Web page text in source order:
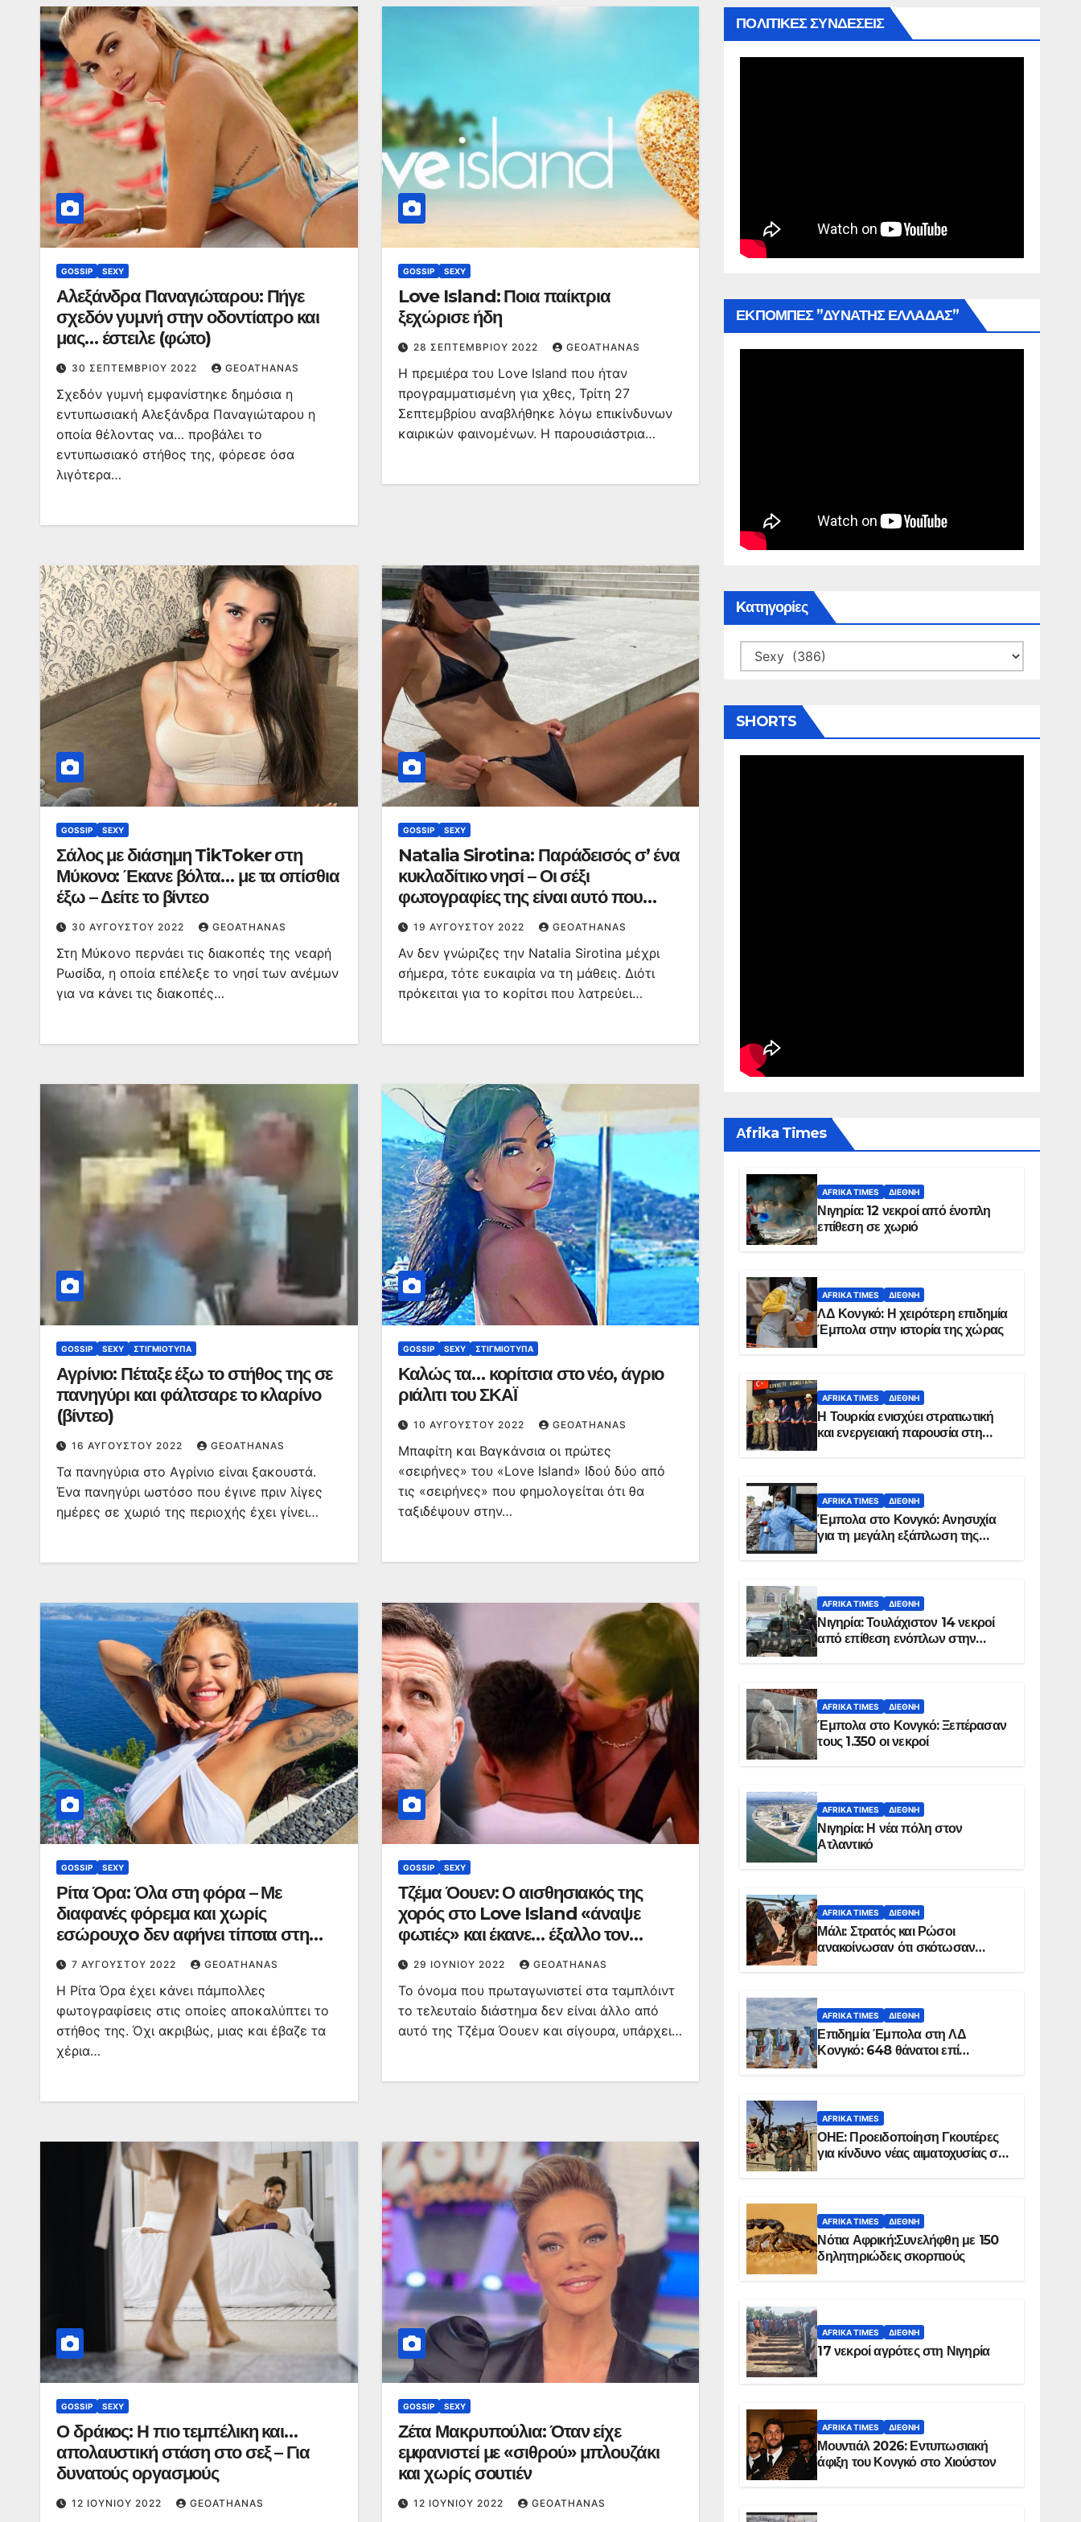
GOSSIP SEXY
Αλεξάνδρα Παναγιώταρου: Πήγε
σχεδόν γυμνή στην οδοντίατρο και
μας… έστειλε (φώτο)
30 ΣΕΠΤΕΜΒΡΊΟΥ 2022 GEOATHANAS
Σχεδόν γυμνή εμφανίστηκε δημόσια η
εντυπωσιακή Αλεξάνδρα Παναγιώταρου η
οποία θέλοντας να… προβάλει το
εντυπωσιακό στήθος της, φόρεσε όσα
λιγότερα…
GOSSIP SEXY
Love Island: Ποια παίκτρια
ξεχώρισε ήδη
28 ΣΕΠΤΕΜΒΡΊΟΥ 2022 GEOATHANAS
Η πρεμιέρα του Love Island που ήταν
προγραμματισμένη για χθες, Τρίτη 27
Σεπτεμβρίου αναβλήθηκε λόγω επικίνδυνων
καιρικών φαινομένων. Η παρουσιάστρια…
GOSSIP SEXY
Σάλος με διάσημη TikToker στη
Μύκονο: Έκανε βόλτα… με τα οπίσθια
έξω – Δείτε το βίντεο
30 ΑΥΓΟΎΣΤΟΥ 2022 GEOATHANAS
Στη Μύκονο περνάει τις διακοπές της νεαρή
Ρωσίδα, η οποία επέλεξε το νησί των ανέμων
για να κάνει τις διακοπές…
GOSSIP SEXY
Natalia Sirotina: Παράδεισός σ’ ένα
κυκλαδίτικο νησί – Οι σέξι
φωτογραφίες της είναι αυτό που
θέλεις!
19 ΑΥΓΟΎΣΤΟΥ 2022 GEOATHANAS
Αν δεν γνώριζες την Natalia Sirotina μέχρι
σήμερα, τότε ευκαιρία να τη μάθεις. Διότι
πρόκειται για το κορίτσι που λατρεύει…
GOSSIP SEXY ΣΤΙΓΜΙΌΤΥΠΑ
Αγρίνιο: Πέταξε έξω το στήθος της σε
πανηγύρι και φάλτσαρε το κλαρίνο
(βίντεο)
16 ΑΥΓΟΎΣΤΟΥ 2022 GEOATHANAS
Τα πανηγύρια στο Αγρίνιο είναι ξακουστά.
Ένα πανηγύρι ωστόσο που έγινε πριν λίγες
ημέρες σε χωριό της περιοχής έχει γίνει…
GOSSIP SEXY ΣΤΙΓΜΙΌΤΥΠΑ
Καλώς τα… κορίτσια στο νέο, άγριο
ριάλιτι του ΣΚΑΪ
10 ΑΥΓΟΎΣΤΟΥ 2022 GEOATHANAS
Μπαφίτη και Βαγκάνσια οι πρώτες
«σειρήνες» του «Love Island» Ιδού δύο από
τις «σειρήνες» που φημολογείται ότι θα
ταξιδέψουν στην…
GOSSIP SEXY
Ρίτα Όρα: Όλα στη φόρα – Με
διαφανές φόρεμα και χωρίς
εσώρουχo δεν αφήνει τίποτα στη
φαντασία (φώτο)
7 ΑΥΓΟΎΣΤΟΥ 2022 GEOATHANAS
Η Ρίτα Όρα έχει κάνει πάμπολλες
φωτογραφίσεις στις οποίες αποκαλύπτει το
στήθος της. Όχι ακριβώς, μιας και έβαζε τα
χέρια…
GOSSIP SEXY
Τζέμα Όουεν: Ο αισθησιακός της
χορός στο Love Island «άναψε
φωτιές» και έκανε… έξαλλο τον
πατέρα της
29 ΙΟΥΝΊΟΥ 2022 GEOATHANAS
Το όνομα που πρωταγωνιστεί στα ταμπλόιντ
το τελευταίο διάστημα δεν είναι άλλο από
αυτό της Τζέμα Όουεν και σίγουρα, υπάρχει…
GOSSIP SEXY
Ο δράκος: Η πιο τεμπέλικη και…
απολαυστική στάση στο σεξ – Για
δυνατούς οργασμούς
12 ΙΟΥΝΊΟΥ 2022 GEOATHANAS
GOSSIP SEXY
Ζέτα Μακρυπούλια: Όταν είχε
εμφανιστεί με «σιθρού» μπλουζάκι
και χωρίς σουτιέν
12 ΙΟΥΝΊΟΥ 2022 GEOATHANAS
ΠΟΛΙΤΙΚΕΣ ΣΥΝΔΕΣΕΙΣ
ΕΚΠΟΜΠΕΣ ”ΔΥΝΑΤΗΣ ΕΛΛΑΔΑΣ”
Kατηγορίες
Kατηγορίες
SHORTS
Αfrika Times
AFRIKA TIMES ΔΙΕΘΝΉ
Νιγηρία: 12 νεκροί από ένοπλη
επίθεση σε χωριό
AFRIKA TIMES ΔΙΕΘΝΉ
ΛΔ Κονγκό: Η χειρότερη επιδημία
Έμπολα στην ιστορία της χώρας
AFRIKA TIMES ΔΙΕΘΝΉ
Η Τουρκία ενισχύει στρατιωτική
και ενεργειακή παρουσία στη
AFRIKA TIMES ΔΙΕΘΝΉ
Έμπολα στο Κονγκό: Ανησυχία
για τη μεγάλη εξάπλωση της
AFRIKA TIMES ΔΙΕΘΝΉ
Νιγηρία: Τουλάχιστον 14 νεκροί
από επίθεση ενόπλων στην
AFRIKA TIMES ΔΙΕΘΝΉ
Έμπολα στο Κονγκό: Ξεπέρασαν
τους 1.350 οι νεκροί
AFRIKA TIMES ΔΙΕΘΝΉ
Νιγηρία: Η νέα πόλη στον
Ατλαντικό
AFRIKA TIMES ΔΙΕΘΝΉ
Μάλι: Στρατός και Ρώσοι
ανακοίνωσαν ότι σκότωσαν
AFRIKA TIMES ΔΙΕΘΝΉ
Επιδημία Έμπολα στη ΛΔ
Κονγκό: 648 θάνατοι επί
AFRIKA TIMES
ΟΗΕ: Προειδοποίηση Γκουτέρες
για κίνδυνο νέας αιματοχυσίας στο
AFRIKA TIMES ΔΙΕΘΝΉ
Νότια Αφρική:Συνελήφθη με 150
δηλητηριώδεις σκορπιούς
AFRIKA TIMES ΔΙΕΘΝΉ
17 νεκροί αγρότες στη Νιγηρία
AFRIKA TIMES ΔΙΕΘΝΉ
Μουντιάλ 2026: Εντυπωσιακή
άφιξη του Κονγκό στο Χιούστον